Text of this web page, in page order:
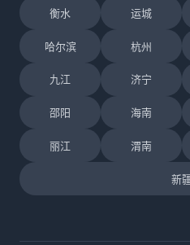
衡水 运城
哈尔滨 杭州
九江 济宁
邵阳 海南
丽江 渭南
新